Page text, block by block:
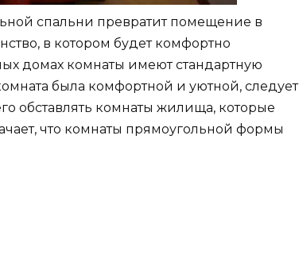
спальни превратит помещение в
в котором будет комфортно
домах комнаты имеют стандартную
была комфортной и уютной, следует
обставлять комнаты жилища, которые
что комнаты прямоугольной формы